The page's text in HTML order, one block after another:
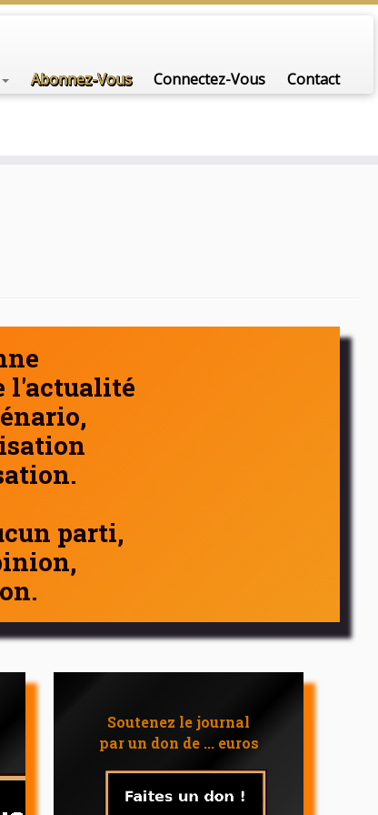
Abonnez-Vous Connectez-Vous Contact
l'actualité
parti,
Soutenez le journal
par un don de ... euros